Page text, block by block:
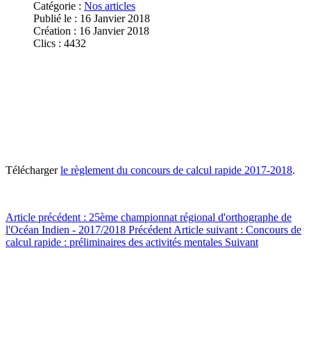
Catégorie : Nos articles
Publié le : 16 Janvier 2018
Création : 16 Janvier 2018
Clics : 4432
Téléchargerle règlement du concours de calcul rapide 2017-2018.
Article précédent : 25ème championnat régional d'orthographe de
l'Océan Indien - 2017/2018 Précédent Article suivant : Concours de
calcul rapide : préliminaires des activités mentales Suivant